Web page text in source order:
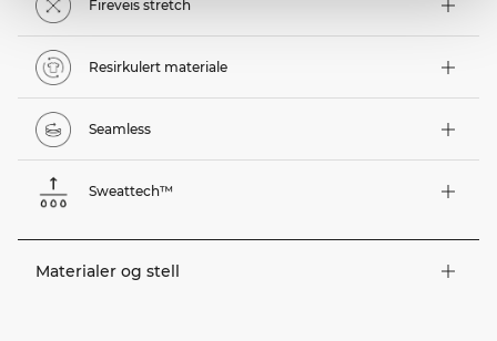
Fireveis stretch
Resirkulert materiale
Seamless
Sweattech™
Materialer og stell